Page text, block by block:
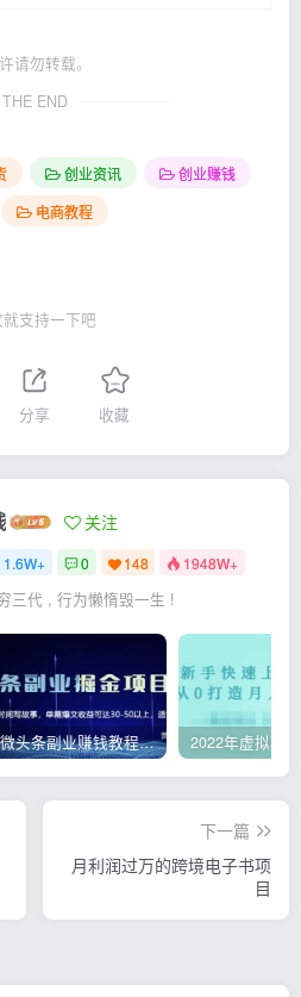
请勿转载。
THE END
创业资讯
创业赚钱
电商教程
支持一下吧
分享 收藏
关注
1.6W+ 0 148 1948W+
三代 , 行为懒惰毁一生 !
微头条副业赚钱教程，项目单号单天做到50-100+收益
下一篇
月利润过万的跨境电子书项
目